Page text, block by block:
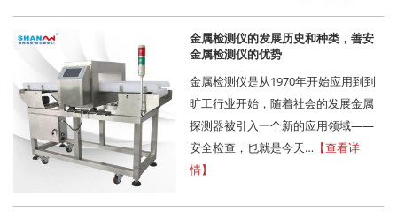
金属检测仪的发展历史和种类，善安
金属检测仪的优势
金属检测仪是从1970年开始应用到到
旷工行业开始，随着社会的发展金属
探测器被引入一个新的应用领域——
安全检查，也就是今天… 【查看详
情】